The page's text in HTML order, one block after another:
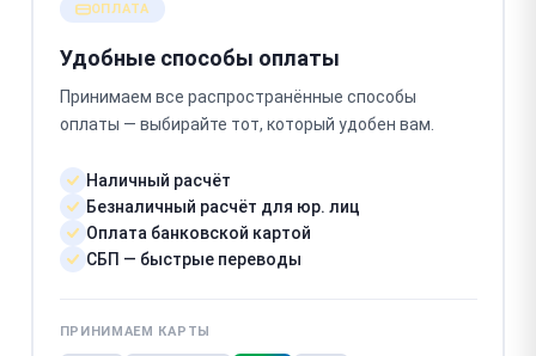
ОПЛАТА
Удобные способы оплаты
Принимаем все распространённые способы
оплаты — выбирайте тот, который удобен вам.
Наличный расчёт
Безналичный расчёт для юр. лиц
Оплата банковской картой
СБП — быстрые переводы
ПРИНИМАЕМ КАРТЫ